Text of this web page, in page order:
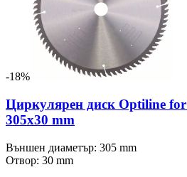
-18%
Циркулярен диск Optiline
305x30 mm
Външен диаметър: 305 mm
Отвор: 30 mm